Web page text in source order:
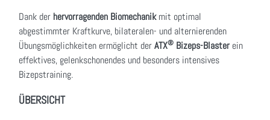
Dank der hervorragenden Biomechanikmit optimal
abgestimmter Kraftkurve, bilateralen- und alternierenden
Übungsmöglichkeiten ermöglicht derATX® Bizeps-Blaster ein
effektives, gelenkschonendes und besonders intensives
Bizepstraining.
ÜBERSICHT